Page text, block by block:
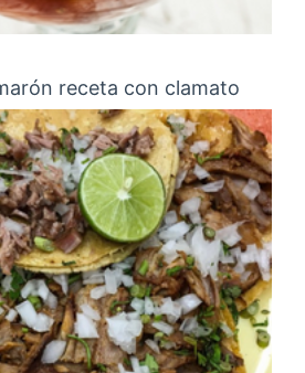
receta con clamato